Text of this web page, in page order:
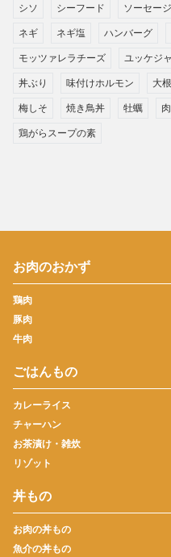
シソ シーフード ソーセージ
ネギ ネギ塩 ハンバーグ
モッツァレラチーズ ユッケジ
丼ぶり 味付けホルモン 大根
梅しそ 焼き鳥丼 牡蠣 肉
鶏がらスープの素
お肉のおかず
鶏肉
豚肉
牛肉
ごはんもの
カレーライス
チャーハン
お茶漬け・雑炊
リゾット
丼もの
お肉の丼もの
魚介の丼もの